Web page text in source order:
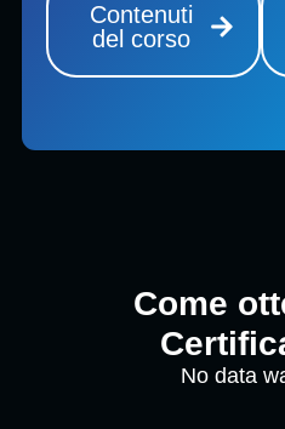
Contenuti
del corso
Come
No data